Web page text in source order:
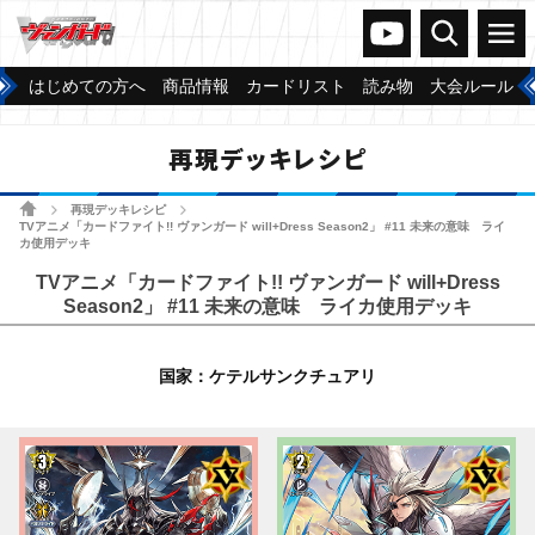
ヴァンガードch
検索 メニュー
はじめての方へ 商品情報 カードリスト 読み物 大会ルール
再現デッキレシピ
ホーム再現デッキレシピ
TVアニメ「カードファイト!! ヴァンガード will+Dress Season2」 #11 未来の意味 ライ
カ使用デッキ
TVアニメ「カードファイト!! ヴァンガード will+Dress
Season2」 #11 未来の意味 ライカ使用デッキ
国家：ケテルサンクチュアリ